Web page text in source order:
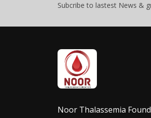
Subcribe to lastest News &
Noor Thalassemia